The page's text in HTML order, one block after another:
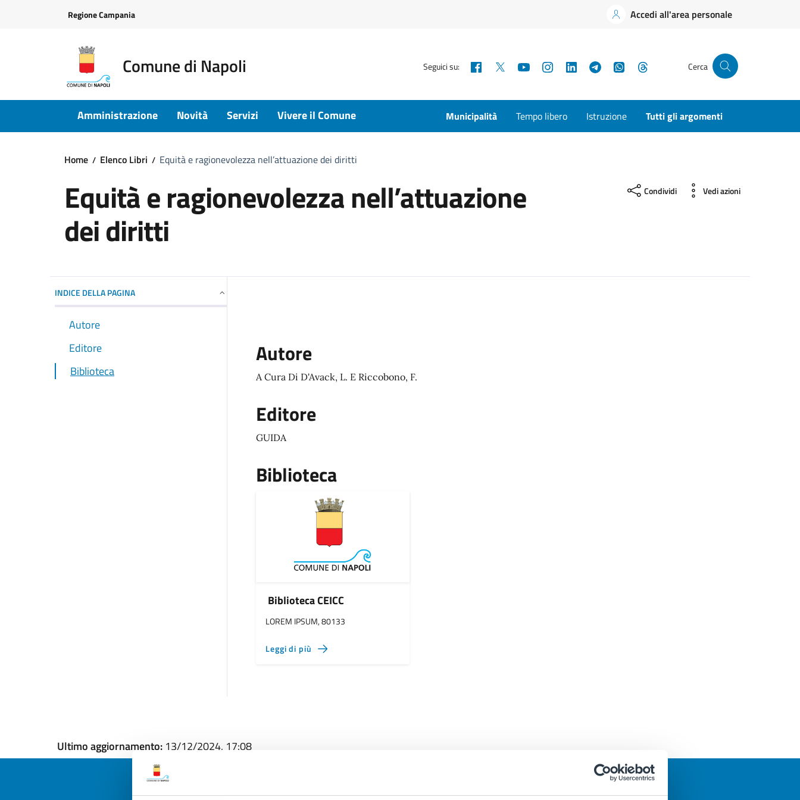
Regione Campania Accedi all'area personale
Comune di Napoli Seguici su: Facebook YouTubeInstagramLinkedInTelegramWhatsApp Cerca
Amministrazione Novità Servizi Vivere il Comune Municipalità Tempo libero Istruzione Tutti gli argomenti
Home Elenco Libri Equità e ragionevolezza nell’attuazione dei diritti
Equità e ragionevolezza nell’attuazione
dei diritti
Condividi Vedi azioni
INDICE DELLA PAGINA
Autore
Editore
Biblioteca
Autore
A Cura Di D'Avack, L. E Riccobono, F.
Editore
GUIDA
Biblioteca
Biblioteca CEICC
LOREM IPSUM, 80133
Leggi di più
Ultimo aggiornamento: 13/12/2024, 17:08